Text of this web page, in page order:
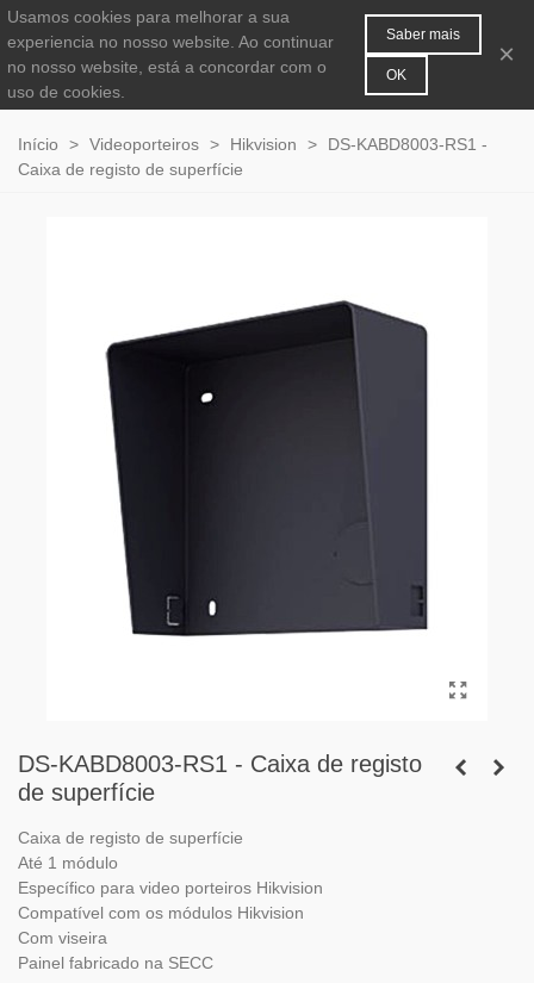
0
Início > Videoporteiros > Hikvision >
DS-KABD8003-RS1 -
Caixa de registo de superfície
DS-KABD8003-RS1 - Caixa de registo
de superfície
Caixa de registo de superfície
Até 1 módulo
Específico para video porteiros Hikvision
Compatível com os módulos Hikvision
Com viseira
Painel fabricado na SECC
Usamos cookies para melhorar a sua
experiencia no nosso website. Ao continuar
no nosso website, está a concordar com o
uso de cookies.
Saber mais
OK
×